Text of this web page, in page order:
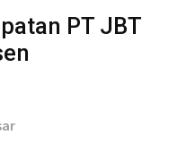
PT JBT